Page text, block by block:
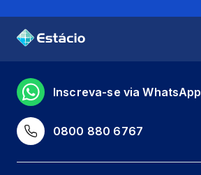
0800 880 6767
Inscreva-se via WhatsApp